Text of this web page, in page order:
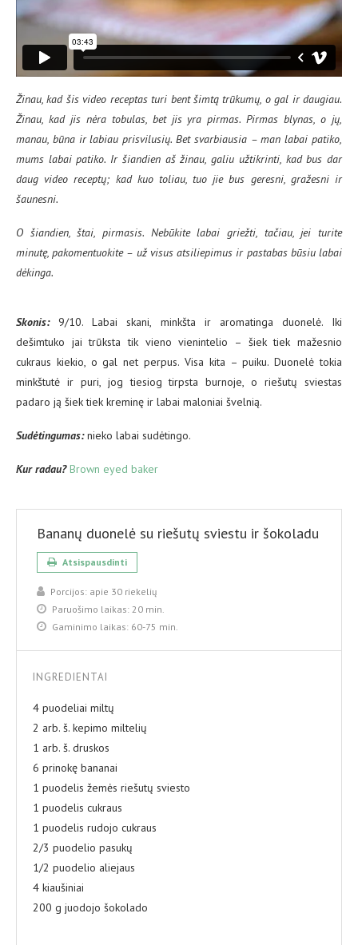
Žinau, kad šis video receptas turi bent šimtą trūkumų, o gal ir daugiau.
Žinau, kad jis nėra tobulas, bet jis yra pirmas. Pirmas blynas, o jų,
manau, būna ir labiau prisvilusių. Bet svarbiausia – man labai patiko,
mums labai patiko. Ir šiandien aš žinau, galiu užtikrinti, kad bus dar
daug video receptų; kad kuo toliau, tuo jie bus geresni, gražesni ir
šaunesni.
O šiandien, štai, pirmasis. Nebūkite labai griežti, tačiau, jei turite
minutę, pakomentuokite – už visus atsiliepimus ir pastabas būsiu labai
dėkinga.
Skonis:9/10. Labai skani, minkšta ir aromatinga duonelė. Iki
dešimtuko jai trūksta tik vieno vienintelio – šiek tiek mažesnio
cukraus kiekio, o gal net perpus. Visa kita – puiku. Duonelė tokia
minkštutė ir puri, jog tiesiog tirpsta burnoje, o riešutų sviestas
padaro ją šiek tiek kreminę ir labai maloniai švelnią.
Sudėtingumas:nieko labai sudėtingo.
Kur radau? Brown eyed baker
Bananų duonelė su riešutų sviestu ir šokoladu
Atsispausdinti
Porcijos: apie 30 riekelių
Paruošimo laikas: 20 min.
Gaminimo laikas: 60-75 min.
INGREDIENTAI
4 puodeliai miltų
2 arb. š. kepimo miltelių
1 arb. š. druskos
6 prinokę bananai
1 puodelis žemės riešutų sviesto
1 puodelis cukraus
1 puodelis rudojo cukraus
2/3 puodelio pasukų
1/2 puodelio aliejaus
4 kiaušiniai
200 g juodojo šokolado